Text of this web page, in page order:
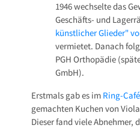
1946 wechselte das
Geschäfts- und
künstlicher Glieder"
vermietet. Danach
PGH Orthopädie
GmbH).
Erstmals gab es im Ring-Café
gemachten Kuchen von
Dieser fand viele Abnehmer,